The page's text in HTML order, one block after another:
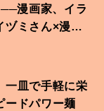
漫画家、イラ
ヅミさん×漫画
一皿で手軽に栄
ードパワー麺